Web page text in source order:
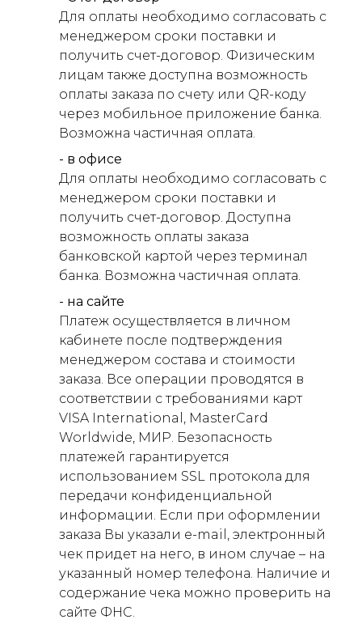
Для оплаты необходимо согласовать с
менеджером сроки поставки и
получить счет-договор. Физическим
лицам также доступна возможность
оплаты заказа по счету или QR-коду
через мобильное приложение банка.
Возможна частичная оплата.
- в офисе
Для оплаты необходимо согласовать с
менеджером сроки поставки и
получить счет-договор. Доступна
возможность оплаты заказа
банковской картой через терминал
банка. Возможна частичная оплата.
- на сайте
Платеж осуществляется в личном
кабинете после подтверждения
менеджером состава и стоимости
заказа. Все операции проводятся в
соответствии с требованиями карт
VISA International, MasterCard
Worldwide, МИР. Безопасность
платежей гарантируется
использованием SSL протокола для
передачи конфиденциальной
информации. Если при оформлении
заказа Вы указали e-mail, электронный
чек придет на него, в ином случае – на
указанный номер телефона. Наличие и
содержание чека можно проверить на
сайте ФНС.